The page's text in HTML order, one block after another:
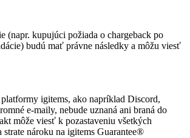
(napr. kupujúci požiada o chargeback po
budú mať právne následky a môžu viesť
igitems, ako napríklad Discord,
e-maily, nebude uznaná ani braná do
môže viesť k pozastaveniu všetkých
strate nároku na igitems Guarantee®